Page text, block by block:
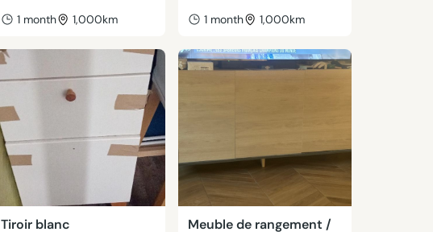
1 month 1,000km 1 month 1,000km
Tiroir blanc
Meuble de rangement /